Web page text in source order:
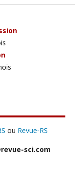
ou Revue-RS
sci.com